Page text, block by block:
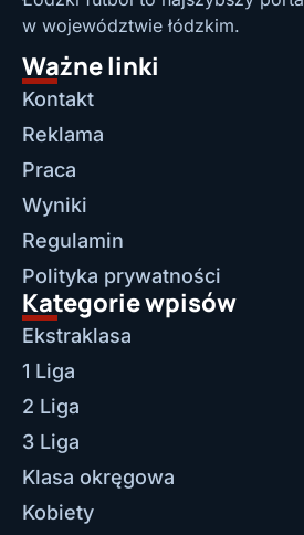
w województwie łódzkim.
Ważne linki
Kontakt
Reklama
Praca
Wyniki
Regulamin
Polityka prywatności
Kategorie wpisów
Ekstraklasa
1 Liga
2 Liga
3 Liga
Klasa okręgowa
Kobiety